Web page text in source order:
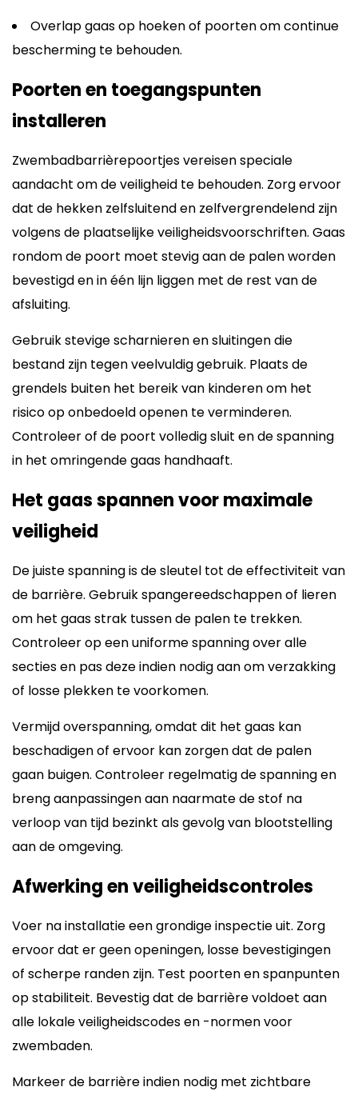
Overlap gaas op hoeken of poorten om continue
bescherming te behouden.
Poorten en toegangspunten
installeren
Zwembadbarrièrepoortjes vereisen speciale
aandacht om de veiligheid te behouden. Zorg ervoor
dat de hekken zelfsluitend en zelfvergrendelend zijn
volgens de plaatselijke veiligheidsvoorschriften. Gaas
rondom de poort moet stevig aan de palen worden
bevestigd en in één lijn liggen met de rest van de
afsluiting.
Gebruik stevige scharnieren en sluitingen die
bestand zijn tegen veelvuldig gebruik. Plaats de
grendels buiten het bereik van kinderen om het
risico op onbedoeld openen te verminderen.
Controleer of de poort volledig sluit en de spanning
in het omringende gaas handhaaft.
Het gaas spannen voor maximale
veiligheid
De juiste spanning is de sleutel tot de effectiviteit van
de barrière. Gebruik spangereedschappen of lieren
om het gaas strak tussen de palen te trekken.
Controleer op een uniforme spanning over alle
secties en pas deze indien nodig aan om verzakking
of losse plekken te voorkomen.
Vermijd overspanning, omdat dit het gaas kan
beschadigen of ervoor kan zorgen dat de palen
gaan buigen. Controleer regelmatig de spanning en
breng aanpassingen aan naarmate de stof na
verloop van tijd bezinkt als gevolg van blootstelling
aan de omgeving.
Afwerking en veiligheidscontroles
Voer na installatie een grondige inspectie uit. Zorg
ervoor dat er geen openingen, losse bevestigingen
of scherpe randen zijn. Test poorten en spanpunten
op stabiliteit. Bevestig dat de barrière voldoet aan
alle lokale veiligheidscodes en -normen voor
zwembaden.
Markeer de barrière indien nodig met zichtbare